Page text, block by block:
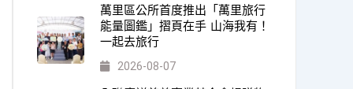
萬里區公所首度推出「萬里旅行
能量圖鑑」摺頁在手 山海我有！
一起去旅行
2026-08-07